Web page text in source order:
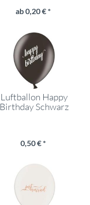
ab 0,20 € *
Luftballon Happy
Birthday Schwarz
0,50 € *